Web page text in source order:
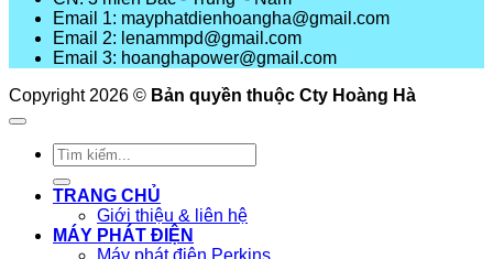
Email 1: mayphatdienhoangha@gmail.com
Email 2: lenammpd@gmail.com
Email 3: hoanghapower@gmail.com
Copyright 2026 © Bản quyền thuộc Cty Hoàng Hà
Tìm
kiếm:
TRANG CHỦ
Giới thiệu & liên hệ
MÁY PHÁT ĐIỆN
Máy phát điện Perkins